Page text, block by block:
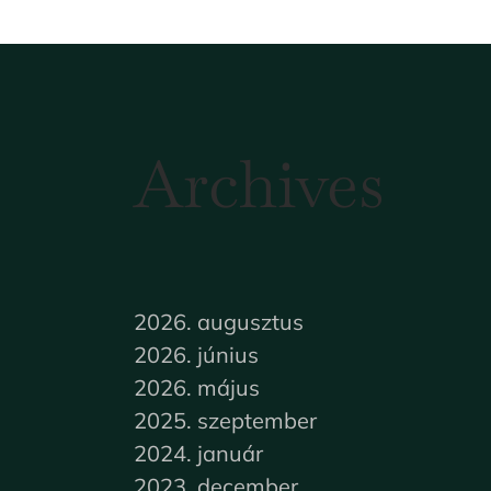
Archives
2026. augusztus
2026. június
2026. május
2025. szeptember
2024. január